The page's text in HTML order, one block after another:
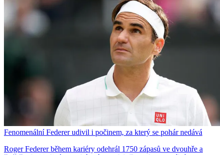
Fenomenální Federer udivil i počinem, za který se pohár nedává
Roger Federer během kariéry odehrál 1750 zápasů ve dvouhře a